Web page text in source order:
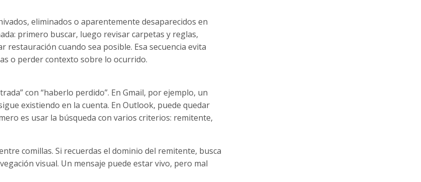
eliminados o aparentemente desaparecidos en
primero buscar, luego revisar carpetas y reglas,
cuando sea posible. Esa secuencia evita
o perder contexto sobre lo ocurrido.
con “haberlo perdido”. En Gmail, por ejemplo, un
existiendo en la cuenta. En Outlook, puede quedar
es usar la búsqueda con varios criterios: remitente,
comillas. Si recuerdas el dominio del remitente, busca
visual. Un mensaje puede estar vivo, pero mal